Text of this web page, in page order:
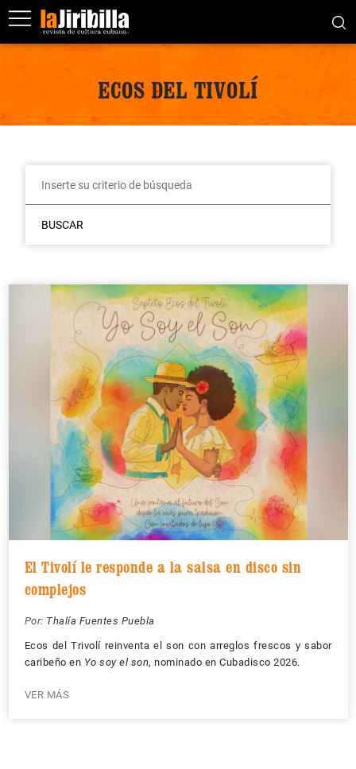
ECOS DEL TIVOLÍ
BUSCAR
El Tivolí le responde a la salsa en disco sin
complejos
Por: Thalía Fuentes Puebla
Ecos del Trivolí reinventa el son con arreglos frescos y sabor
caribeño en Yo soy el son, nominado en Cubadisco 2026.
VER MÁS